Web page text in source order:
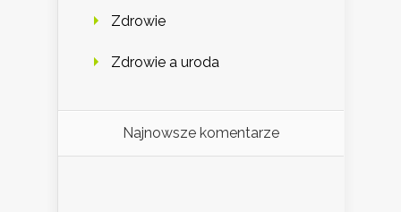
Zdrowie
Zdrowie a uroda
Najnowsze komentarze